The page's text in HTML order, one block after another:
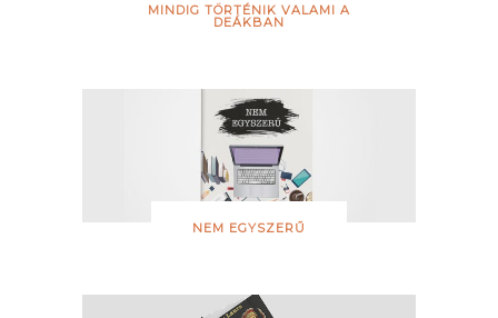
MINDIG TÖRTÉNIK VALAMI A
DEÁKBAN
NEM EGYSZERŰ